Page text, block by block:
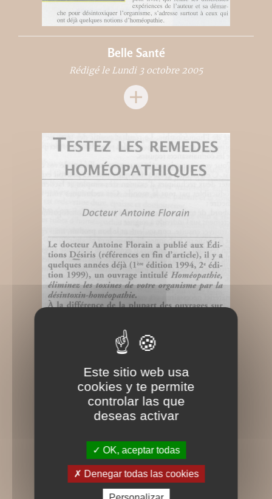
Belle Santé
Rédigé le Lundi 3 octobre 2005
Este sitio web usa
cookies y te permite
controlar las que
deseas activar
OK, aceptar todas
Denegar todas las cookies